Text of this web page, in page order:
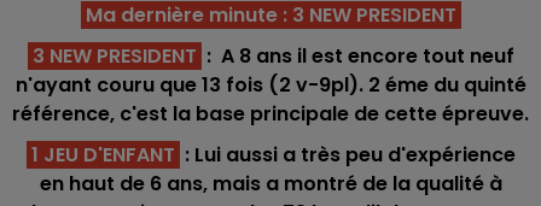
Ma dernière minute : 3 NEW PRESIDENT
3 NEW PRESIDENT : A 8 ans il est encore tout neuf
n'ayant couru que 13 fois (2 v-9pl). 2 éme du quinté
référence, c'est la base principale de cette épreuve.
1 JEU D'ENFANT : Lui aussi a très peu d'expérience
en haut de 6 ans, mais a montré de la qualité à